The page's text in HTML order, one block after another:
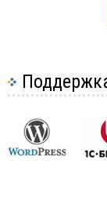
Размещаем в
Как
Установка